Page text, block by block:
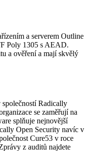
a serverem Outline
Poly 1305 s AEAD.
a ověření a mají skvělý
Radically
se zaměřují na
splňuje nejnovější
Open Security navíc v
Cure53 v roce
z auditů najdete